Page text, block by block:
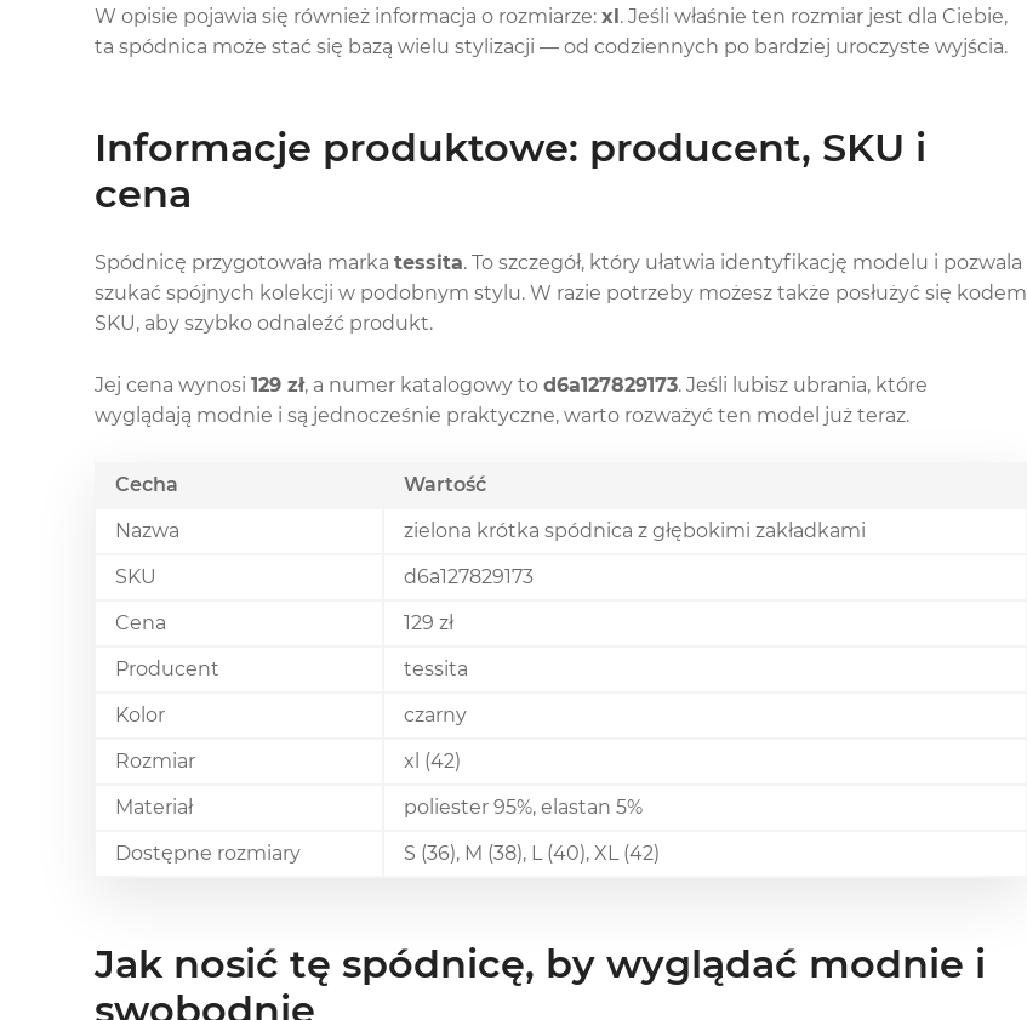
W opisie pojawia się również informacja o rozmiarze: xl. Jeśli właśnie ten rozmiar jest dla Ciebie,
ta spódnica może stać się bazą wielu stylizacji — od codziennych po bardziej uroczyste wyjścia.
Informacje produktowe: producent, SKU i
cena
Spódnicę przygotowała marka tessita. To szczegół, który ułatwia identyfikację modelu i pozwala
szukać spójnych kolekcji w podobnym stylu. W razie potrzeby możesz także posłużyć się kodem
SKU, aby szybko odnaleźć produkt.
Jej cena wynosi 129 zł, a numer katalogowy to d6a127829173. Jeśli lubisz ubrania, które
wyglądają modnie i są jednocześnie praktyczne, warto rozważyć ten model już teraz.
Cecha
Wartość
Nazwa
zielona krótka spódnica z głębokimi zakładkami
SKU
d6a127829173
Cena
129 zł
Producent
tessita
Kolor
czarny
Rozmiar
xl (42)
Materiał
poliester 95%, elastan 5%
Dostępne rozmiary
S (36), M (38), L (40), XL (42)
Jak nosić tę spódnicę, by wyglądać modnie i
swobodnie